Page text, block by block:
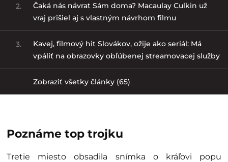
2.
Čaká nás návrat Sám doma? Macaulay Culkin už
vraj prišiel aj s vlastným návrhom filmu
3.
Kavej, filmový hit Slovákov, ožije ako seriál: Má
vpáliť na obrazovky obľúbenej streamovacej služby
Zobraziť všetky články (65)
Poznáme top trojku
Tretie miesto obsadila snímka o kráľovi popu